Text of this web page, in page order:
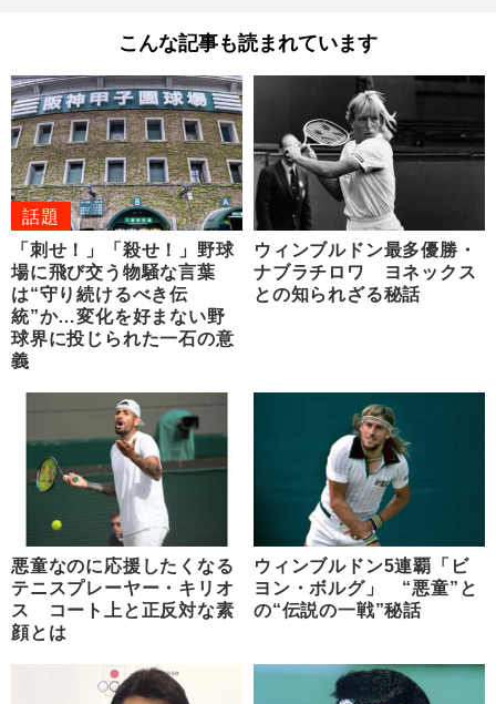
こんな記事も読まれています
話題
「刺せ！」「殺せ！」野球
場に飛び交う物騒な言葉
は“守り続けるべき伝
統”か…変化を好まない野
球界に投じられた一石の意
義
ウィンブルドン最多優勝・
ナブラチロワ ヨネックス
との知られざる秘話
悪童なのに応援したくなる
テニスプレーヤー・キリオ
ス コート上と正反対な素
顔とは
ウィンブルドン5連覇「ビ
ヨン・ボルグ」 “悪童”と
の“伝説の一戦”秘話